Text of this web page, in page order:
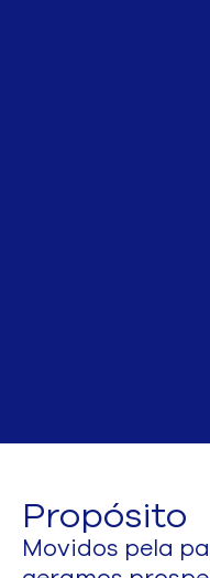
Propósito
Movidos pela